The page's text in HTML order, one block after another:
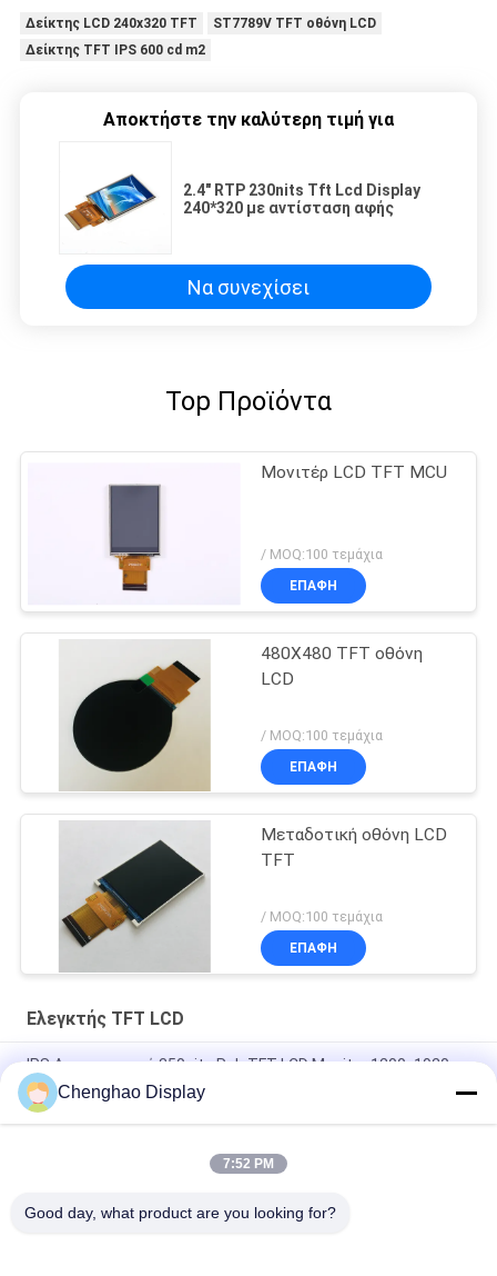
Δείκτης LCD 240x320 TFT
ST7789V TFT οθόνη LCD
Δείκτης TFT IPS 600 cd m2
Αποκτήστε την καλύτερη τιμή για
2.4" RTP 230nits Tft Lcd Display
240*320 με αντίσταση αφής
Να συνεχίσει
Top Προϊόντα
Μονιτέρ LCD TFT MCU
/ MOQ:100 τεμάχια
ΕΠΑΦΉ
480X480 TFT οθόνη
LCD
/ MOQ:100 τεμάχια
ΕΠΑΦΉ
Μεταδοτική οθόνη LCD
TFT
/ MOQ:100 τεμάχια
ΕΠΑΦΉ
Ελεγκτής TFT LCD
IPS Διαπεραστικό 350nits Rgb TFT LCD Monitor 1200x1920
Διαβάσιμο από το φως του ήλιου
2.4" RTP 230nits Tft Lcd Display 240*320 με αντίσταση αφής
240X320 SPI RGB Διασύνδεση 2,8 ιντσών Χρωματική οθόνη
Chenghao Display
7:52 PM
Good day, what product are you looking for?